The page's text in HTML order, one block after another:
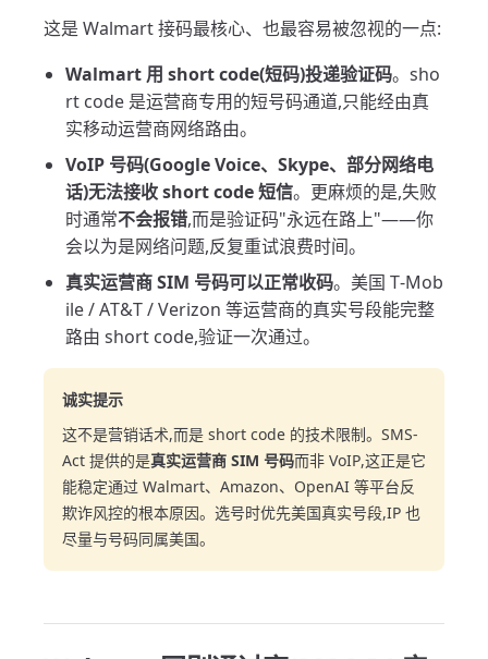
这是 Walmart 接码最核心、也最容易被忽视的一点:
Walmart 用 short code(短码)投递验证码。sho
rt code 是运营商专用的短号码通道,只能经由真
实移动运营商网络路由。
VoIP 号码(Google Voice、Skype、部分网络电
话)无法接收 short code 短信。更麻烦的是,失败
时通常不会报错,而是验证码"永远在路上"——你
会以为是网络问题,反复重试浪费时间。
真实运营商 SIM 号码可以正常收码。美国 T-Mob
ile / AT&T / Verizon 等运营商的真实号段能完整
路由 short code,验证一次通过。
诚实提示
这不是营销话术,而是 short code 的技术限制。SMS-
Act 提供的是真实运营商 SIM 号码而非 VoIP,这正是它
能稳定通过 Walmart、Amazon、OpenAI 等平台反
欺诈风控的根本原因。选号时优先美国真实号段,IP 也
尽量与号码同属美国。